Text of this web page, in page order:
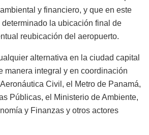
y financiero, y que en este
determinado la ubicación final de
reubicación del aeropuerto.
alternativa en la ciudad capital
manera integral y en coordinación
Civil, el Metro de Panamá,
Públicas, el Ministerio de Ambiente,
y Finanzas y otros actores